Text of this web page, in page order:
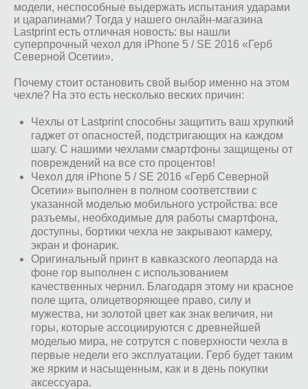
модели, неспособные выдержать испытания ударами
и царапинами? Тогда у нашего онлайн-магазина
Lastprint есть отличная новость: вы нашли
суперпрочный чехол для iPhone 5 / SE 2016 «Герб
Северной Осетии».
Почему стоит остановить свой выбор именно на этом
чехле? На это есть несколько веских причин:
Чехлы от Lastprint способны защитить ваш хрупкий
гаджет от опасностей, подстригающих на каждом
шагу. С нашими чехлами смартфоны защищены от
повреждений на все сто процентов!
Чехол для iPhone 5 / SE 2016 «Герб Северной
Осетии» выполнен в полном соответствии с
указанной моделью мобильного устройства: все
разъемы, необходимые для работы смартфона,
доступны, бортики чехла не закрывают камеру,
экран и фонарик.
Оригинальный принт в кавказского леопарда на
фоне гор выполнен с использованием
качественных чернил. Благодаря этому ни красное
поле щита, олицетворяющее право, силу и
мужества, ни золотой цвет как знак величия, ни
горы, которые ассоциируются с древнейшей
моделью мира, не сотрутся с поверхности чехла в
первые недели его эксплуатации. Герб будет таким
же ярким и насыщенным, как и в день покупки
аксессуара.